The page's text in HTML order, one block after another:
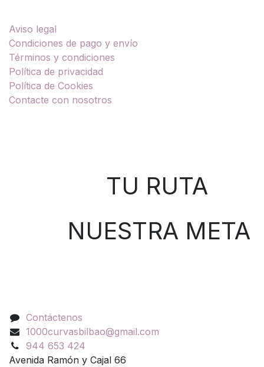
Aviso legal
Condiciones de pago y envío
Términos y condiciones
Política de privacidad
Política de Cookies
Contacte con nosotros
TU RUTA
NUESTRA META
Contáctenos
1000curvasbilbao@gmail.com
944 653 424
Avenida Ramón y Cajal 66